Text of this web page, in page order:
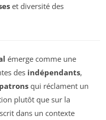
et diversité des
émerge comme une
des indépendants,
qui réclament un
plutôt que sur la
dans un contexte